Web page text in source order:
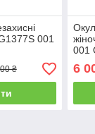
001
₴
001
6